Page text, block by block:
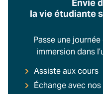
Envie
la vie étudiante
Passe une
immersion dans
Assiste aux cours
Échange avec